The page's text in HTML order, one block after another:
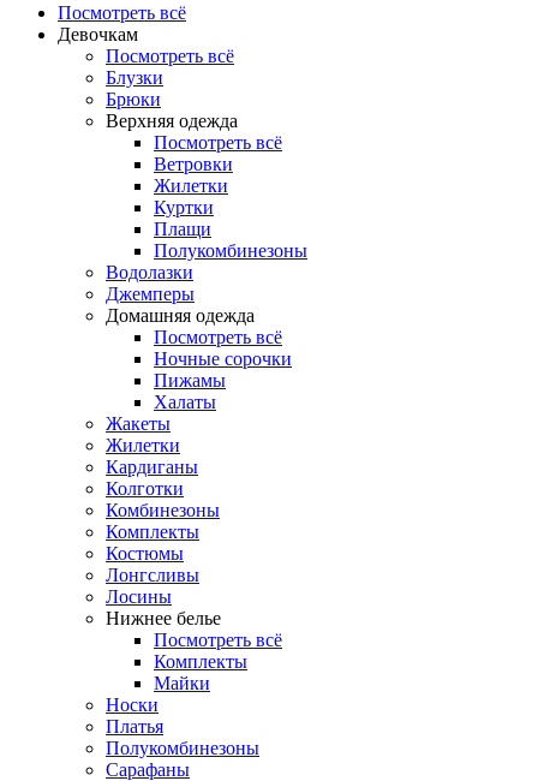
Посмотреть всё
Девочкам
Посмотреть всё
Блузки
Брюки
Верхняя одежда
Посмотреть всё
Ветровки
Жилетки
Куртки
Плащи
Полукомбинезоны
Водолазки
Джемперы
Домашняя одежда
Посмотреть всё
Ночные сорочки
Пижамы
Халаты
Жакеты
Жилетки
Кардиганы
Колготки
Комбинезоны
Комплекты
Костюмы
Лонгсливы
Лосины
Нижнее белье
Посмотреть всё
Комплекты
Майки
Носки
Платья
Полукомбинезоны
Сарафаны